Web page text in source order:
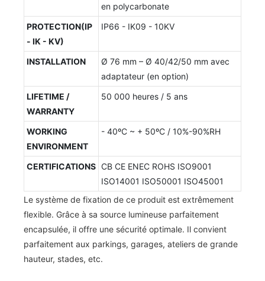
en polycarbonate
PROTECTION(IP
- IK - KV)
IP66 - IK09 - 10KV
INSTALLATION
Ø 76 mm – Ø 40/42/50 mm avec
adaptateur (en option)
LIFETIME /
WARRANTY
50 000 heures / 5 ans
WORKING
ENVIRONMENT
- 40ºC ~ + 50ºC / 10%-90%RH
CERTIFICATIONS CB CE ENEC ROHS ISO9001
ISO14001 ISO50001 ISO45001
Le système de fixation de ce produit est extrêmement
flexible. Grâce à sa source lumineuse parfaitement
encapsulée, il offre une sécurité optimale. Il convient
parfaitement aux parkings, garages, ateliers de grande
hauteur, stades, etc.